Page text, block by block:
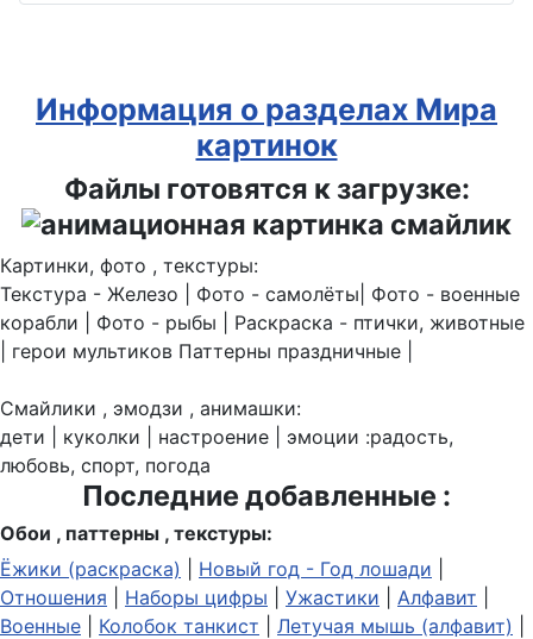
Информация о разделах Мира
картинок
Файлы готовятся к загрузке:
Картинки, фото , текстуры:
Текстура - Железо | Фото - самолёты| Фото - военные
корабли | Фото - рыбы | Раскраска - птички, животные
| герои мультиков Паттерны праздничные |
Смайлики , эмодзи , анимашки:
дети | куколки | настроение | эмоции :радость,
любовь, спорт, погода
Последние добавленные :
Обои , паттерны , текстуры:
Ёжики (раскраска)
Новый год - Год лошади
Отношения
Наборы цифры Ужастики Алфавит
Военные
Колобок танкист Летучая мышь (алфавит)